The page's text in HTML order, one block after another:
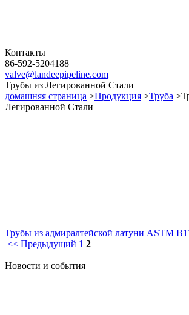
Контакты
86-592-5204188
valve@landeepipeline.com
Трубы из Легированной Стали
домашняя страница >Продукция >Труба
Легированной Стали
Трубы из адмиралтейской латуни ASTM
<< Предыдущий 1 2
Новости и события